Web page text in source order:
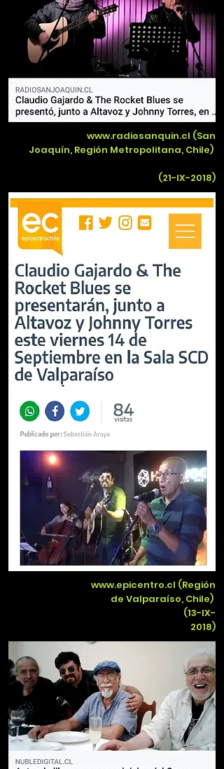
www.radiosanquin.cl (San
Joaquín, Región Metropolitana, Chile)
(21-IX-2018)
www.epicentro.cl (Región
de Valparaíso, Chile)
(13-IX-
2018)